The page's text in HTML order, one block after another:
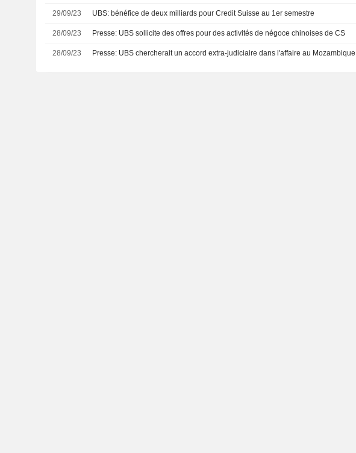
29/09/23 UBS: bénéfice de deux milliards pour Credit Suisse au 1er semestre
28/09/23 Presse: UBS sollicite des offres pour des activités de négoce chinoises de CS
28/09/23 Presse: UBS chercherait un accord extra-judiciaire dans l'affaire au Mozambique